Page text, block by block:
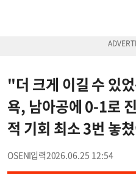
"더 크게 이길 수 있
욕, 남아공에 0-1로
적 기회 최소 3번 놓
OSEN 2026.06.25 12:54